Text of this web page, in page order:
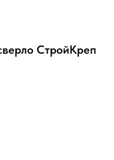
СтройКреп